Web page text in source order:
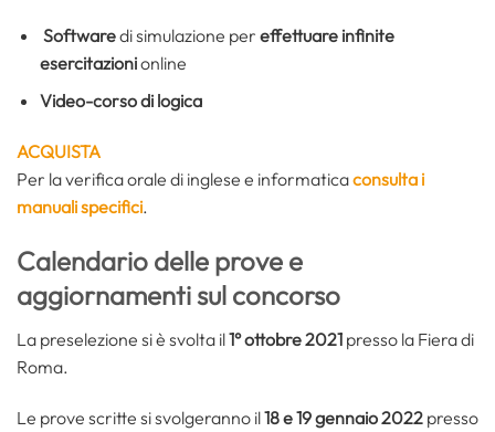
Softwaredi simulazione per effettuare infinite
esercitazionionline
Video-corso di logica
ACQUISTA
Per la verifica orale di inglese e informaticaconsulta i
manuali specifici.
Calendario delle prove e
aggiornamenti sul concorso
La preselezione si è svolta il1° ottobre 2021 presso la Fiera di
Roma.
Le prove scritte si svolgeranno il18 e 19 gennaio 2022 presso